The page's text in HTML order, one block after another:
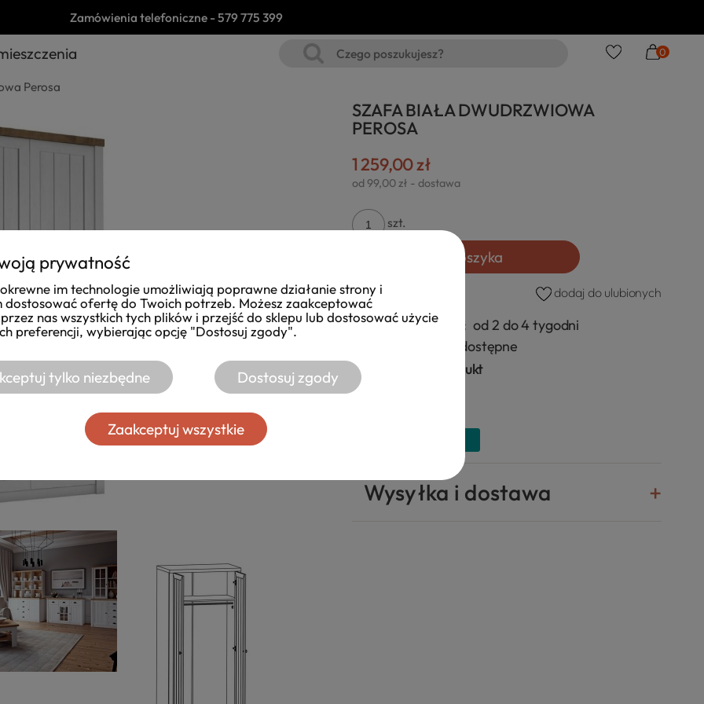
0
Perosa
SZAFA BIAŁA DWUDRZWIOWA
PEROSA
1 259,00 zł
od 99,00 zł - dostawa
szt.
Do koszyka
dodaj do ulubionych
Czas realizacji: od 2 do 4 tygodni
dostępne
Zapytaj o produkt
Wysyłka i dostawa
Zamówienia telefoniczne -579 775 399
prywatność
im technologie umożliwiają poprawne działanie strony i
dostosować ofertę do Twoich potrzeb. Możesz zaakceptować
nas wszystkich tych plików i przejść do sklepu lub dostosować użycie
preferencji, wybierając opcję "Dostosuj zgody".
tylko niezbędne Dostosuj zgody
Zaakceptuj wszystkie